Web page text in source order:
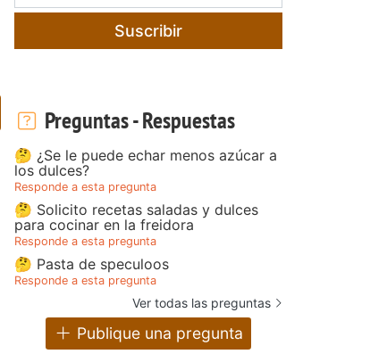
Suscribir
Preguntas - Respuestas
🤔 ¿Se le puede echar menos azúcar a
los dulces?
Responde a esta pregunta
🤔 Solicito recetas saladas y dulces
para cocinar en la freidora
Responde a esta pregunta
🤔 Pasta de speculoos
Responde a esta pregunta
Ver todas las preguntas
Publique una pregunta